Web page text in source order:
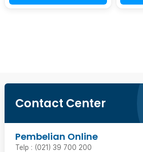
Contact Center
Pembelian Online
Telp : (021) 39 700 200